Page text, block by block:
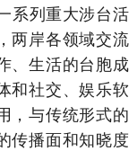
系列重大涉台活
两岸各领域交流
、生活的台胞成
和社交、娱乐软
，与传统形式的
传播面和知晓度